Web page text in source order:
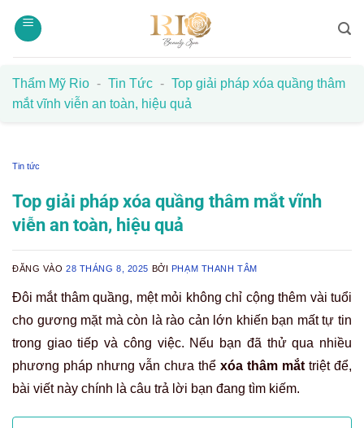
qua
Thẩm Mỹ Rio - Tin Tức - Top giải pháp xóa quầng thâm
mắt vĩnh viễn an toàn, hiệu quả
Tin tức
Top giải pháp xóa quầng thâm mắt vĩnh
viễn an toàn, hiệu quả
ĐĂNG VÀO28 THÁNG 8, 2025 BỞI PHẠM THANH TÂM
Đôi mắt thâm quầng, mệt mỏi không chỉ cộng thêm vài tuổi
cho gương mặt mà còn là rào cản lớn khiến bạn mất tự tin
trong giao tiếp và công việc. Nếu bạn đã thử qua nhiều
phương pháp nhưng vẫn chưa thể xóa thâm mắt triệt để,
bài viết này chính là câu trả lời bạn đang tìm kiếm.